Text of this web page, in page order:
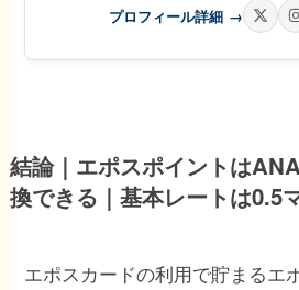
プロフィール詳細 →
結論｜エポスポイントは
換できる｜基本レートは0.5
エポスカードの利用で貯まるエ